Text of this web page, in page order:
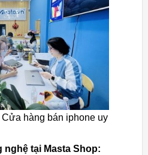
hàng bán iphone uy
nghệ tại Masta Shop: